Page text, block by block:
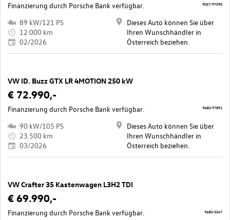
Finanzierung durch Porsche Bank verfügbar.
89 kW/121 PS
12.000 km
02/2026
Dieses Auto können Sie über
Ihren Wunschhändler in
Österreich beziehen.
9057/97590
VW ID. Buzz GTX LR 4MOTION 250 kW
€ 72.990,-
Finanzierung durch Porsche Bank verfügbar.
90 kW/105 PS
23.500 km
03/2026
Dieses Auto können Sie über
Ihren Wunschhändler in
Österreich beziehen.
9680/97891
VW Crafter 35 Kastenwagen L3H2 TDI
€ 69.990,-
Finanzierung durch Porsche Bank verfügbar.
9680/5347